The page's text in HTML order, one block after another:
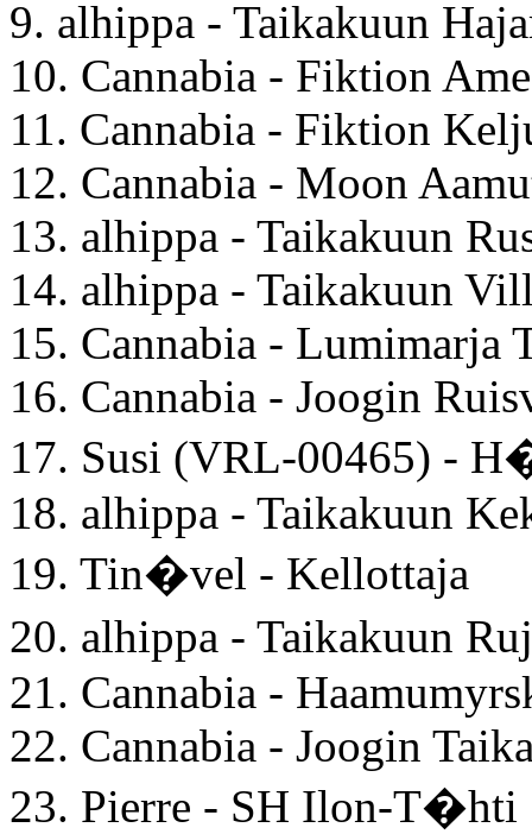
9. alhippa - Taikakuun
10. Cannabia - Fiktion
11. Cannabia - Fiktion
12. Cannabia - Moon
13. alhippa - Taikakuun
14. alhippa - Taikakuun
15. Cannabia - Lumimarja
16. Cannabia - Joogin
17. Susi (VRL-00465) -
18. alhippa - Taikakuun
19. Tin�vel - Kellottaja
20. alhippa - Taikakuun
21. Cannabia -
22. Cannabia - Joogin
23. Pierre - SH Ilon-T�hti